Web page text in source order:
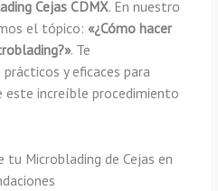
Cejas CDMX. En nuestro
el tópico: «¿Cómo hacer
. Te
y eficaces para
increíble procedimiento
tu Microblading de Cejas en